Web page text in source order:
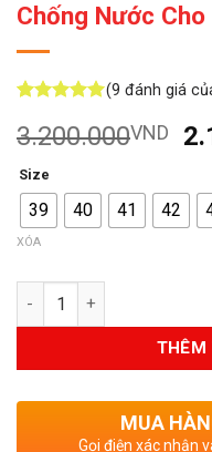
Chống Nước Cho
dựa trên
đánh giá
(9 đánh giá
3.200.000VND
là:
Size
39 40 41 42
XÓA
Số lượng
THÊM
MUA
Gọi điện xác nhận